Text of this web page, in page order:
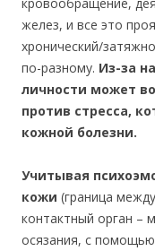
кровообращение,
желез, и все это
хронический/
по-разному. Из-за
личности может
против стресса,
кожной болезни.
Учитывая
кожи (граница
контактный орган –
осязания, с